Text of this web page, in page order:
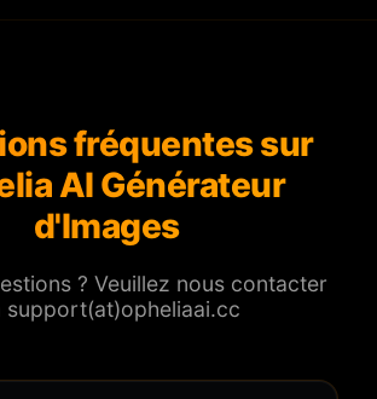
fréquentes sur
AI Générateur
d'Images
? Veuillez nous contacter
support(at)opheliaai.cc